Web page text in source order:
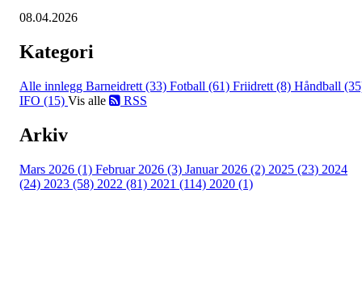
08.04.2026
Kategori
Alle innlegg Barneidrett (33) Fotball (61) Friidrett (8) Håndball
IFO (15) Vis alle RSS
Arkiv
Mars 2026 (1) Februar 2026 (3) Januar 2026 (2) 2025 (23) 2024
(24) 2023 (58) 2022 (81) 2021 (114) 2020 (1)